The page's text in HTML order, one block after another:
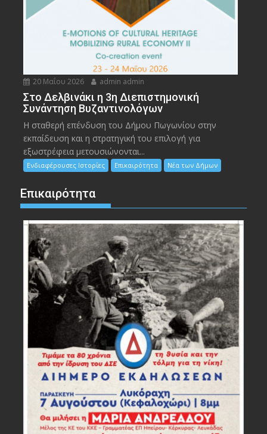
20 Μαΐου 2026 admin admin
Στο Δελβινάκι η 3η Διεπιστημονική
Συνάντηση Βυζαντινολόγων
Η σταθερή επένδυση του Δήμου Πωγωνίου στην
εκπαίδευση και η στρατηγική του επιλογή για
εξωστρέφεια μετουσιώνονται...
Ενδιαφέρουσες Ιστορίες Επικαιρότητα Νέα των Δήμων
Επικαιρότητα